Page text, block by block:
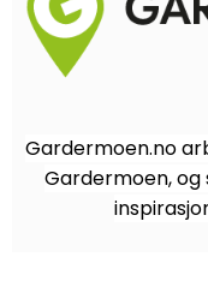
Gardermoen.no
Gardermoen,